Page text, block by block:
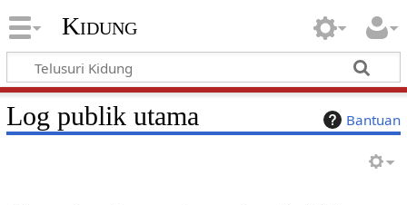
Kidung
Bantuan
Log publik utama